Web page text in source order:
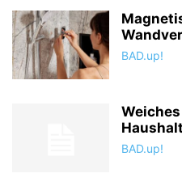
BAD.up!
Haushalt
BAD.up!